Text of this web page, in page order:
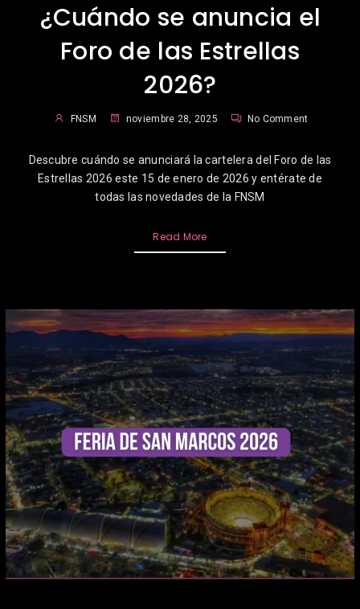
¿Cuándo se anuncia el
Foro de las Estrellas
2026?
FNSM noviembre 28, 2025 No Comment
Descubre cuándo se anunciará la cartelera del Foro de las
Estrellas 2026 este 15 de enero de 2026 y entérate de
todas las novedades de la FNSM
Read More